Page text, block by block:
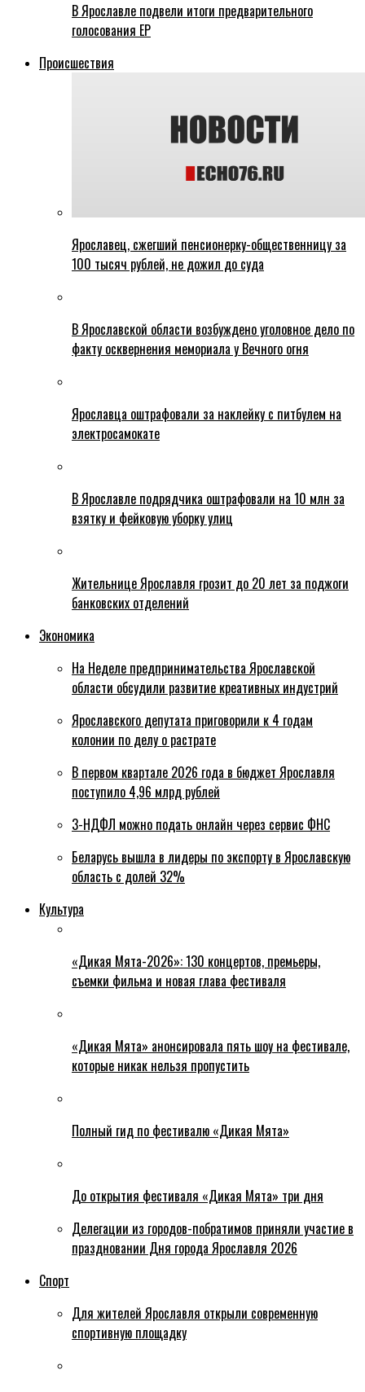
В Ярославле подвели итоги предварительного
голосования ЕР
Происшествия
Ярославец, сжегший пенсионерку-общественницу за
100 тысяч рублей, не дожил до суда
В Ярославской области возбуждено уголовное дело по
факту осквернения мемориала у Вечного огня
Ярославца оштрафовали за наклейку с питбулем на
электросамокате
В Ярославле подрядчика оштрафовали на 10 млн за
взятку и фейковую уборку улиц
Жительнице Ярославля грозит до 20 лет за поджоги
банковских отделений
Экономика
На Неделе предпринимательства Ярославской
области обсудили развитие креативных индустрий
Ярославского депутата приговорили к 4 годам
колонии по делу о растрате
В первом квартале 2026 года в бюджет Ярославля
поступило 4,96 млрд рублей
3-НДФЛ можно подать онлайн через сервис ФНС
Беларусь вышла в лидеры по экспорту в Ярославскую
область с долей 32%
Культура
«Дикая Мята-2026»: 130 концертов, премьеры,
съемки фильма и новая глава фестиваля
«Дикая Мята» анонсировала пять шоу на фестивале,
которые никак нельзя пропустить
Полный гид по фестивалю «Дикая Мята»
До открытия фестиваля «Дикая Мята» три дня
Делегации из городов-побратимов приняли участие в
праздновании Дня города Ярославля 2026
Спорт
Для жителей Ярославля открыли современную
спортивную площадку